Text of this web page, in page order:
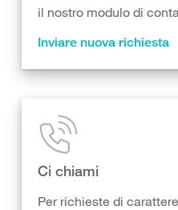
il nostro modulo di
Inviare nuova richiesta
Ci chiami
Per richieste di